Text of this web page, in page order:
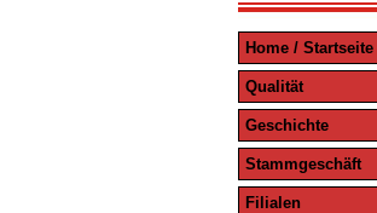
Home / Startseite
Qualität
Geschichte
Stammgeschäft
Filialen